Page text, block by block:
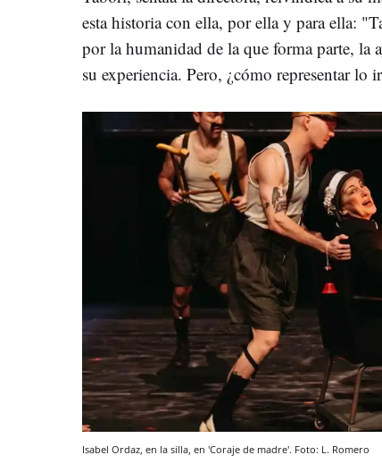
esta historia con ella, por ella y para ella:
por la humanidad de la que forma parte, la
su experiencia. Pero, ¿cómo representar lo
Isabel Ordaz, en la silla, en 'Coraje de madre'. Foto: L. Romero